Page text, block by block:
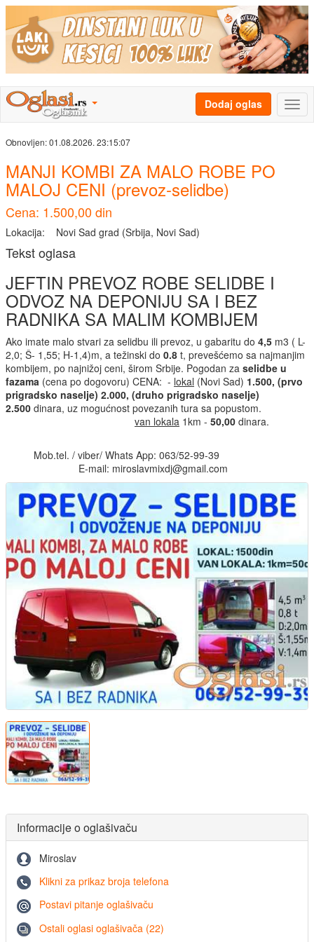
Dodaj oglas
Obnovljen:01.08.2026. 23:15:07
MANJI KOMBI ZA MALO ROBE PO
MALOJ CENI (prevoz-selidbe)
Cena: 1.500,00 din
Lokacija: Novi Sad grad (Srbija, Novi Sad)
Tekst oglasa
JEFTIN PREVOZ ROBE SELIDBE I
ODVOZ NA DEPONIJU SA I BEZ
RADNIKA SA MALIM KOMBIJEM
Ako imate malo stvari za selidbu ili prevoz, u gabaritu do 4,5 m3 ( L-
2,0; Š- 1,55; H-1,4)m, a težinski do 0.8 t, prevešćemo sa najmanjim
kombijem, po najnižoj ceni, širom Srbije. Pogodan za selidbe u
fazama (cena po dogovoru) CENA: - lokal (Novi Sad) 1.500, (prvo
prigradsko naselje) 2.000, (druho prigradsko naselje)
2.500 dinara, uz mogućnost povezanih tura sa popustom.
van lokala 1km - 50,00 dinara.
Mob.tel. / viber/ Whats App: 063/52-99-39
E-mail: miroslavmixdj@gmail.com
Informacije o oglašivaču
Miroslav
Klikni za prikaz broja telefona
Postavi pitanje oglašivaču
Ostali oglasi oglašivača (22)